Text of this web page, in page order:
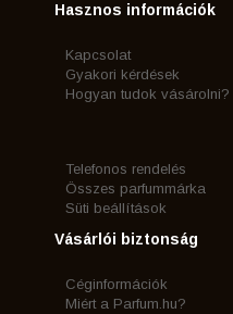
Hasznos információk
Kapcsolat
Gyakori kérdések
Hogyan tudok vásárolni?
Telefonos rendelés
Összes parfummárka
Süti beállítások
Vásárlói biztonság
Céginformációk
Miért a Parfum.hu?